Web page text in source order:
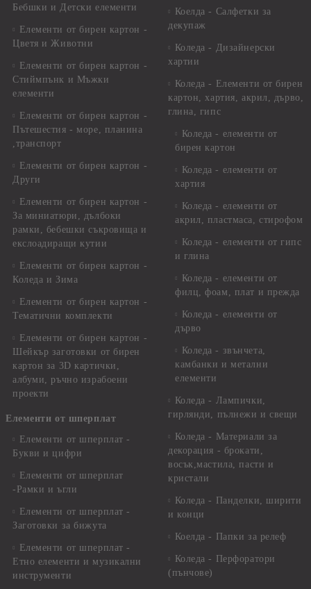
Бебшки и Детски елементи
Елементи от бирен картон -
Цветя и Животни
Елементи от бирен картон -
Стиймпънк и Мъжки
елементи
Елементи от бирен картон -
Пътешестия - море, планина
,транспорт
Елементи от бирен картон -
Други
Елементи от бирен картон -
За миниатюри, дълбоки
рамки, бебешки съкровища и
екслоадиращи кутии
Елементи от бирен картон -
Коледа и Зима
Елементи от бирен картон -
Тематични комплекти
Елементи от бирен картон -
Шейкър заготовки от бирен
картон за 3D картички,
албуми, ръчно израбоени
проекти
Елементи от шперплат
Елементи от шперплат -
Букви и цифри
Елементи от шперплат
-Рамки и ъгли
Елементи от шперплат -
Заготовки за бижута
Елементи от шперплат -
Етно елементи и музикални
инструменти
Коелда - Салфетки за
декупаж
Коледа - Дизайнерски
хартии
Коледа - Eлементи от бирен
картон, хартия, акрил, дърво,
глина, гипс
Коледа - елементи от
бирен картон
Коледа - елементи от
хартия
Коледа - елементи от
акрил, пластмаса, стирофом
Коледа - елементи от гипс
и глина
Коледа - елементи от
филц, фоам, плат и прежда
Коледа - елементи от
дърво
Коледа - звънчета,
камбанки и метални
елементи
Коледа - Лампички,
гирлянди, пълнежи и свещи
Коледа - Материали за
декорация - брокати,
восък,мастила, пасти и
кристали
Коледа - Панделки, ширити
и конци
Коелда - Папки за релеф
Коледа - Перфоратори
(пънчове)